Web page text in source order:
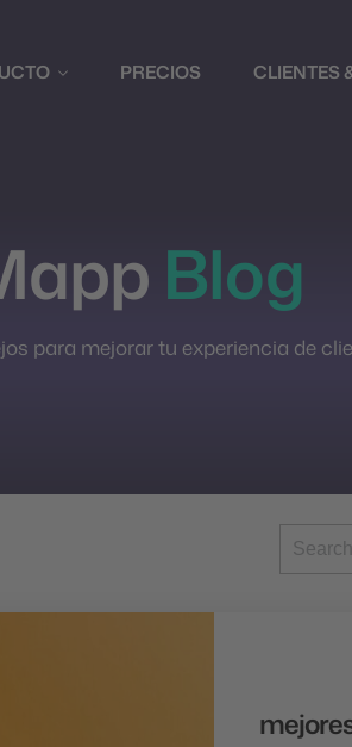
PRECIOS CLIENTES
Blog
para mejorar tu experiencia de